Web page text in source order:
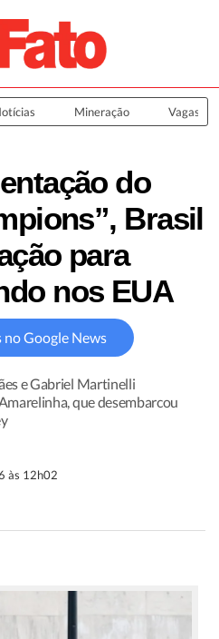
Mineração Vagas
do
Brasil
para
nos EUA
no Google News
e Gabriel Martinelli
que desembarcou
às 12h02